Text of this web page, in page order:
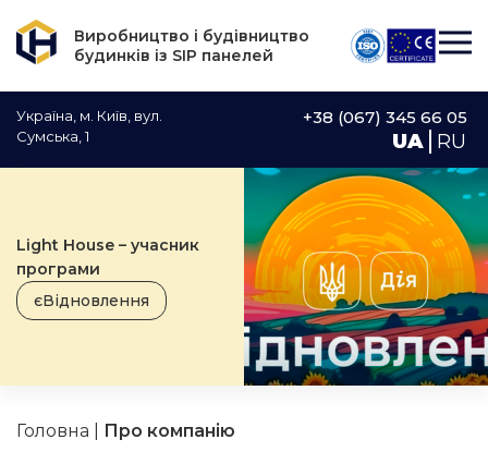
Виробництво і будівництво
будинків із SIP панелей
Україна, м. Київ, вул.
Сумська, 1
+38 (067) 345 66 05
UA RU
Light House – учасник
програми
єВідновлення
Головна Про компанію